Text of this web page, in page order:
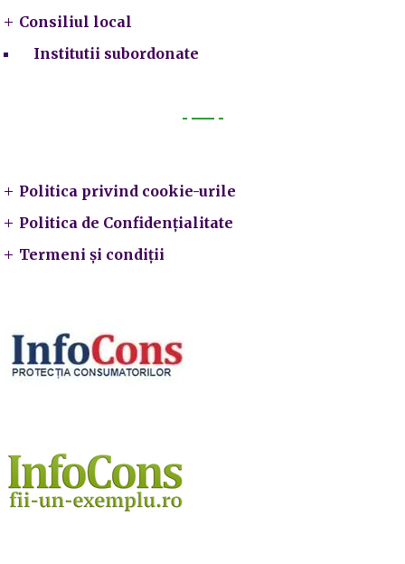
Consiliul local
Institutii subordonate
Politica privind cookie-urile
Politica de Confidențialitate
Termeni și condiții